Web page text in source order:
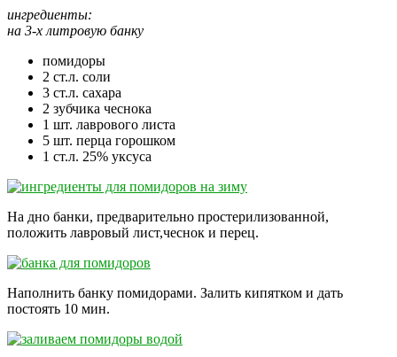
ингредиенты:
на 3-х литровую банку
помидоры
2 ст.л. соли
3 ст.л. сахара
2 зубчика чеснока
1 шт. лаврового листа
5 шт. перца горошком
1 ст.л. 25% уксуса
На дно банки, предварительно простерилизованной,
положить лавровый лист,чеснок и перец.
Наполнить банку помидорами. Залить кипятком и дать
постоять 10 мин.